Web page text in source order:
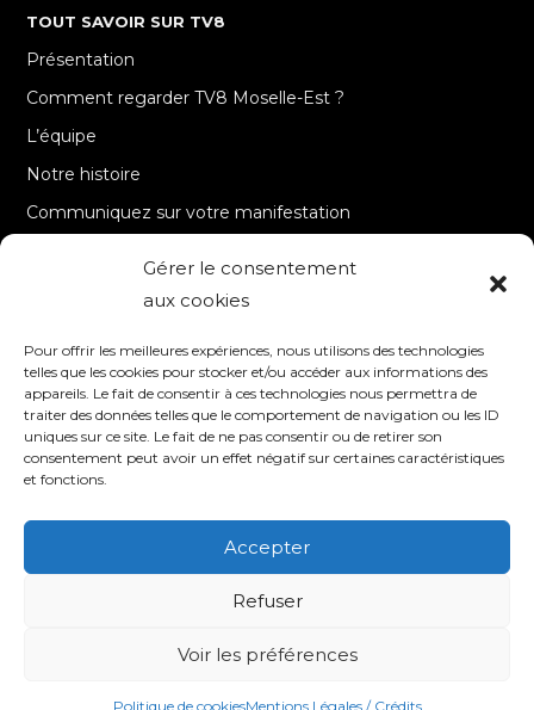
Gérer le consentement
aux cookies
Pour offrir les meilleures expériences, nous utilisons des technologies
telles que les cookies pour stocker et/ou accéder aux informations des
appareils. Le fait de consentir à ces technologies nous permettra de
traiter des données telles que le comportement de navigation ou les ID
uniques sur ce site. Le fait de ne pas consentir ou de retirer son
consentement peut avoir un effet négatif sur certaines caractéristiques
et fonctions.
Accepter
Refuser
Voir les préférences
Politique de cookiesMentions Légales / Crédits
TOUT SAVOIR SUR TV8
Présentation
Comment regarder TV8 Moselle-Est ?
L’équipe
Notre histoire
Communiquez sur votre manifestation
Contact
Mentions Légales / Crédits
Politique de cookies (UE)
Politique de confidentialité – RGPD
© 2020 TV8 Moselle-Est - 9 avenue Saint-Remy - 57600 FORBACH -
Communication